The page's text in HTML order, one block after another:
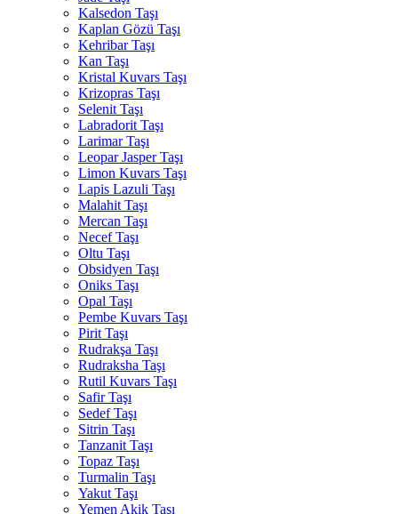
Kalsedon Taşı
Kaplan Gözü Taşı
Kehribar Taşı
Kan Taşı
Kristal Kuvars Taşı
Krizopras Taşı
Selenit Taşı
Labradorit Taşı
Larimar Taşı
Leopar Jasper Taşı
Limon Kuvars Taşı
Lapis Lazuli Taşı
Malahit Taşı
Mercan Taşı
Necef Taşı
Oltu Taşı
Obsidyen Taşı
Oniks Taşı
Opal Taşı
Pembe Kuvars Taşı
Pirit Taşı
Rudrakşa Taşı
Rudraksha Taşı
Rutil Kuvars Taşı
Safir Taşı
Sedef Taşı
Sitrin Taşı
Tanzanit Taşı
Topaz Taşı
Turmalin Taşı
Yakut Taşı
Yemen Akik Taşı